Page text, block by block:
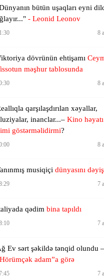
bütün uşaqları eyni
- Leonid Leonov
8
dövrünün ehtişamı
məşhur tablosunda
8
qarşılaşdırılan xəyallar,
inanclar...– Kino
göstərməlidirmi?
8
musiqiçi dünyasını
7
qədim bina tapıldı
7
Ev sərt şəkildə tənqid olundu –
adam”a görə
7